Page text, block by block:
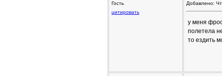
Гость
цитировать
Добавлено:
у меня
полетела
то ездить